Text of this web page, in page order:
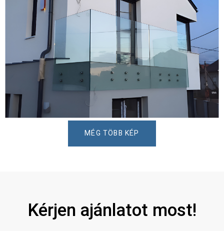
MÉG TÖBB KÉP
Kérjen ajánlatot most!